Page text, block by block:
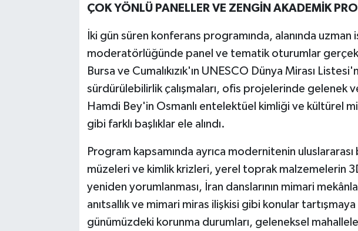
ÇOK YÖNLÜ PANELLER VE ZENGİN AKADEMİK
İki gün süren konferans programında, alanında uzman
moderatörlüğünde panel ve tematik oturumlar
Bursa ve Cumalıkızık'ın UNESCO Dünya Mirası
sürdürülebilirlik çalışmaları, ofis projelerinde gelenek
Hamdi Bey'in Osmanlı entelektüel kimliği ve kültürel
gibi farklı başlıklar ele alındı.
Program kapsamında ayrıca modernitenin
müzeleri ve kimlik krizleri, yerel toprak malzemelerin
yeniden yorumlanması, İran danslarının mimari
anıtsallık ve mimari miras ilişkisi gibi konular
günümüzdeki korunma durumları, geleneksel